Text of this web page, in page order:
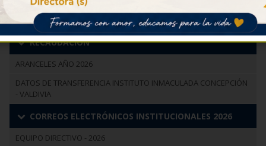
PLAN GESTIÓN BUENA CONVIVENCIA ESCOLAR - AÑO 2026
RECAUDACIÓN
ARANCELES AÑO 2026
DATOS DE TRANSFERENCIA INSTITUTO INMACULADA CONCEPCIÓN
- VALDIVIA
CORREOS ELECTRÓNICOS INSTITUCIONALES 2026
EQUIPO DIRECTIVO - 2026